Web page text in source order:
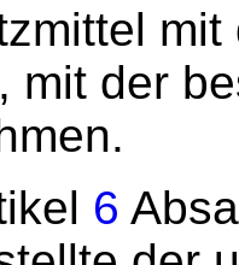
mit der
6